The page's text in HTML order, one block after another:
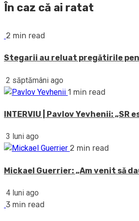
În caz că ai ratat
2 min read
Stegarii au reluat pregătirile
2 săptămâni ago
1 min read
INTERVIU | Pavlov Yevhenii:
3 luni ago
2 min read
Mickael Guerrier: „Am venit să
4 luni ago
3 min read